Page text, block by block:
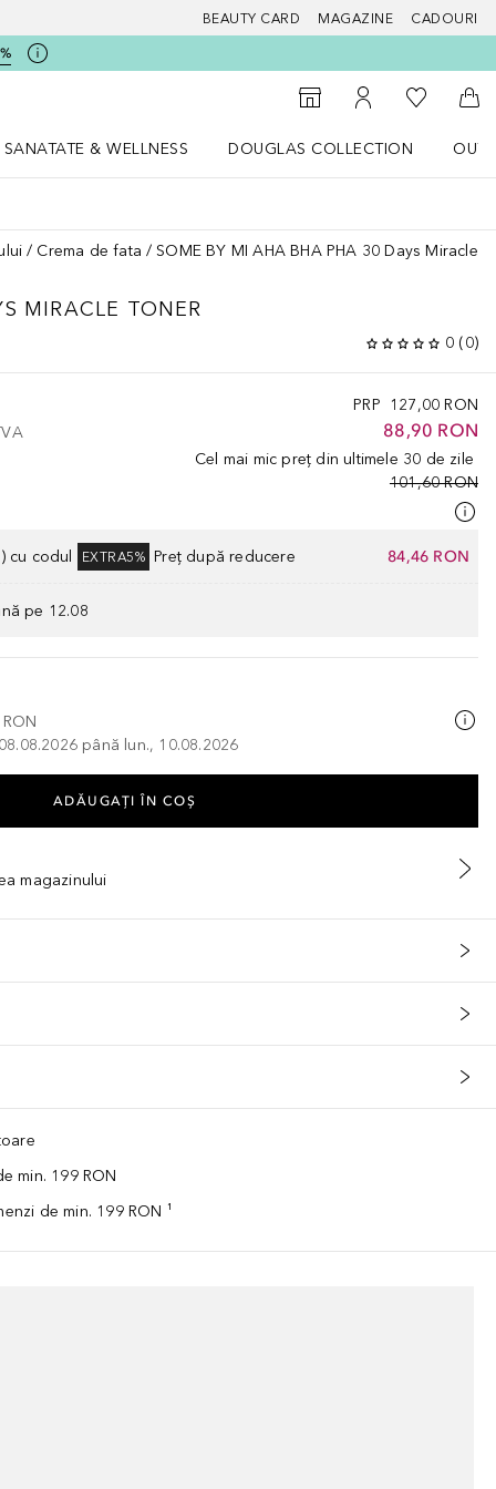
BEAUTY CARD MAGAZINE CADOURI
Către Găsire magazin
Către Contul meu
Către
SANATATE & WELLNESS
DOUGLAS COLLECTION
Crema de fata SOME BY MI AHA BHA PHA 30 Days Miracle
MIRACLE TONER
0 (0)
PRP 127,00 RON
88,90 RON
Cel mai mic preț din ultimele 30 de zile
101,60 RON
cu codul EXTRA5% Preț după reducere 84,46 RON
pe 12.08
până lun., 10.08.2026
ADĂUGAȚI ÎN COŞ
magazinului
min. 199 RON
de min. 199 RON ¹